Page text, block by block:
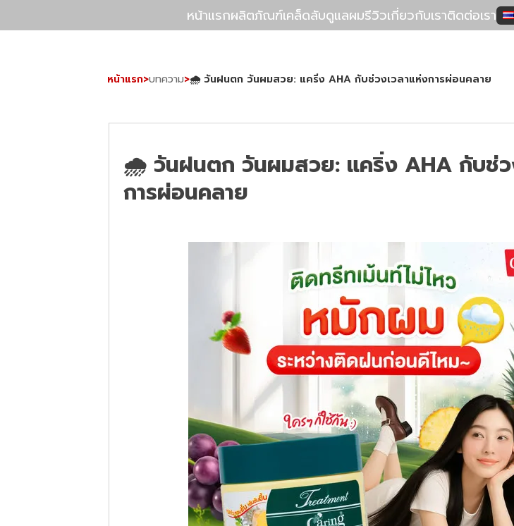
หน้าแรกผลิตภัณฑ์เคล็ดลับดูแลผมรีวิวเกี่ยวกับเราติดต่อเรา
หน้าแรก>บทความ>🌧️ วันฝนตก วันผมสวย: แคริ่ง AHA กับช่วงเวลาแห่งการผ่อนคลาย
🌧️ วันฝนตก วันผมสวย: แคริ่ง AHA กับช่ว
การผ่อนคลาย